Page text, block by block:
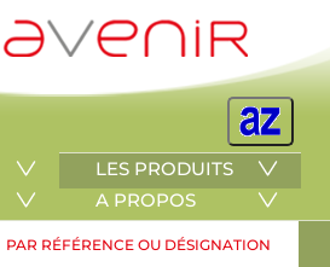
LES PRODUITS
A PROPOS
PAR RÉFÉRENCE OU DÉSIGNATION